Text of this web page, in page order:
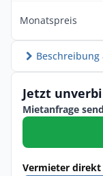
Monatspreis
Beschreibung
Jetzt
Mietanfrage
Vermieter